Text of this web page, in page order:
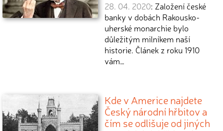
28. 04. 2020: Založení české
banky v dobách Rakousko-
uherské monarchie bylo
důležitým milníkem naší
historie. Článek z roku 1910
vám…
Kde v Americe najdete
Český národní hřbitov a
čím se odlišuje od jiných